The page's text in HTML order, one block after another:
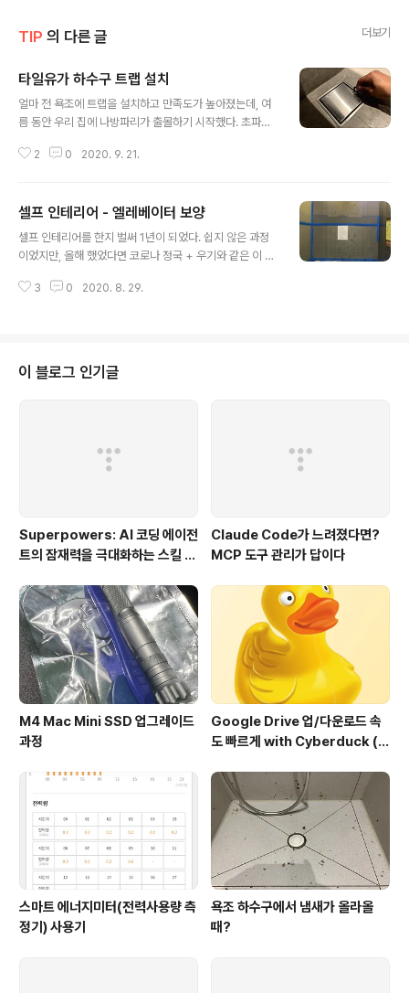
TIP 의 다른 글 더보기
타일유가 하수구 트랩 설치
얼마 전 욕조에 트랩을 설치하고 만족도가 높아졌는데, 여
름 동안 우리 집에 나방파리가 출몰하기 시작했다. 초파리
이 녀석은 어디서 발생하는지 대충 짐작만 하고 있다가 최
방 화장실 하수구도 이미 트랩이 설치된 상태였고 남은 것
은 하나 거실 화장실의 타일 유가 쪽이었다. 디자인이 미려
해서 많이들 쓰이고는 있지만 맞는 트랩이 찾기 어려웠고,
다. 한참 잊고 있었다가 또 출몰한 나방파리와 함께 물 빠짐
2 0 2020. 9. 21.
셀프 인테리어 - 엘레베이터 보양
셀프 인테리어를 한지 벌써 1년이 되었다. 쉽지 않은 과정
이었지만, 올해 했었다면 코로나 정국 + 우기와 같은 이 날
든다. 인테리어 실행 과정 중 준비 과정으로 엘리베이터 보
분들이 직접 하는 것은 말리고 싶으실 것이다. 저의 경험을
되짚어 보자면, 더운 여름 날 사람이 적게 다닐 시간대에 좁
버튼 엘리베이터 내부..
3 0 2020. 8. 29.
이 블로그 인기글
Superpowers: AI 코딩 에이전
트의 잠재력을 극대화하는 스킬 프
Claude Code가 느려졌다면?
MCP 도구 관리가 답이다
M4 Mac Mini SSD 업그레이드
과정
Google Drive 업/다운로드 속
도 빠르게 with Cyberduck (구
가??)
스마트 에너지미터(전력사용량 측
정기) 사용기
욕조 하수구에서 냄새가 올라올
때?